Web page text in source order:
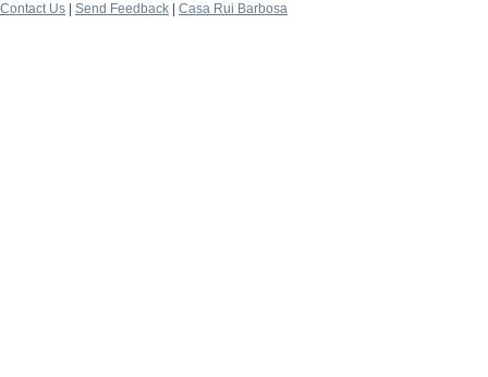
Contact Us
Send Feedback Casa Rui Barbosa